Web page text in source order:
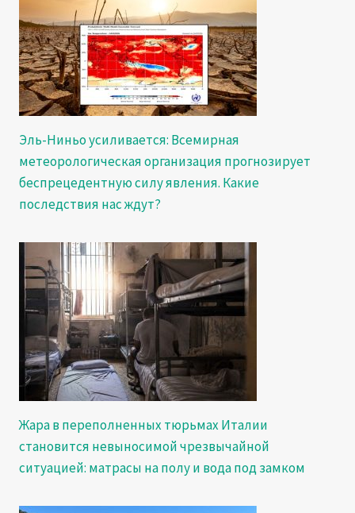
Эль-Ниньо усиливается: Всемирная
метеорологическая организация прогнозирует
беспрецедентную силу явления. Какие
последствия нас ждут?
Жара в переполненных тюрьмах Италии
становится невыносимой чрезвычайной
ситуацией: матрасы на полу и вода под замком